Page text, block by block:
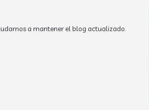
a mantener el blog actualizado.